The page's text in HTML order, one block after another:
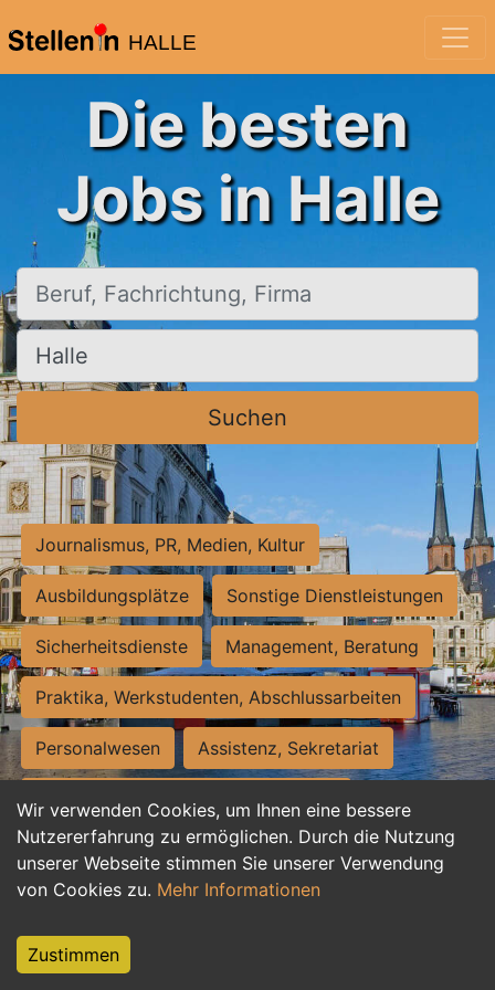
HALLE
Wir verwenden Cookies, um Ihnen eine bessere
Nutzererfahrung zu ermöglichen. Durch die Nutzung
unserer Webseite stimmen Sie unserer Verwendung
von Cookies zu. Mehr Informationen
Zustimmen
Die besten
Jobs in Halle
Beruf, Fachrichtung, Firma
Ort, Stadt
Suchen
Journalismus, PR, Medien, Kultur
Ausbildungsplätze Sonstige Dienstleistungen
Sicherheitsdienste Management, Beratung
Praktika, Werkstudenten, Abschlussarbeiten
Personalwesen Assistenz, Sekretariat
Hilfskräfte, Aushilfs- und Nebenjobs
Einkauf, Logistik, Materialwirtschaft
Weiterbildung, Studium, duale Ausbildung
Tourismus